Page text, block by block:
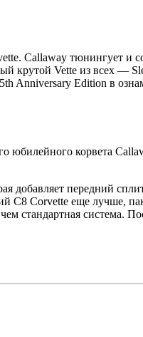
Callaway тюнингует и
крутой Vette из всех —
Anniversary Edition в
юбилейного корвета
добавляет передний
C8 Corvette еще лучше,
стандартная система.